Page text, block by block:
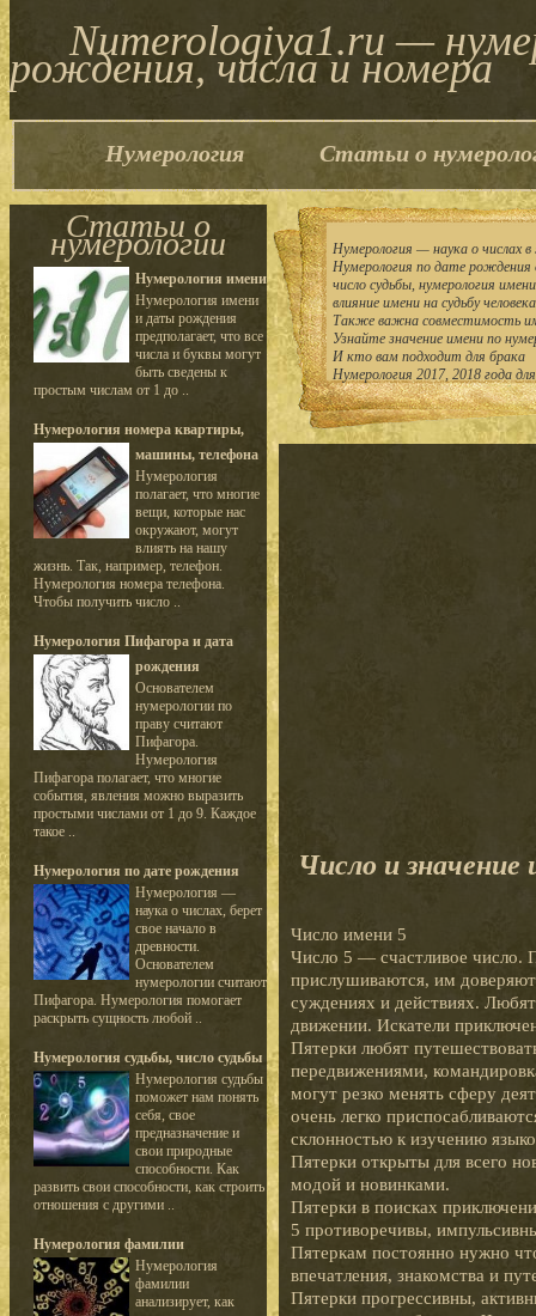
Numerologiya1.ru —
рождения, числа и номера
Нумерология Статьи о
Статьи о
нумерологии
Нумерология имени
Нумерология имени
и даты рождения
предполагает, что все
числа и буквы могут
быть сведены к
простым числам от 1 до ..
Нумерология номера квартиры,
машины, телефона
Нумерология
полагает, что многие
вещи, которые нас
окружают, могут
влиять на нашу
жизнь. Так, например, телефон.
Нумерология номера телефона.
Чтобы получить число ..
Нумерология Пифагора и дата
рождения
Основателем
нумерологии по
праву считают
Пифагора.
Нумерология
Пифагора полагает, что многие
события, явления можно выразить
простыми числами от 1 до 9. Каждое
такое ..
Нумерология по дате рождения
Нумерология —
наука о числах, берет
свое начало в
древности.
Основателем
нумерологии считают
Пифагора. Нумерология помогает
раскрыть сущность любой ..
Нумерология судьбы, число судьбы
Нумерология судьбы
поможет нам понять
себя, свое
предназначение и
свои природные
способности. Как
развить свои способности, как строить
отношения с другими ..
Нумерология фамилии
Нумерология
фамилии
анализирует, как
Нумерология — наука о числах в
Нумерология по дате
число судьбы, нумерология
влияние имени на судьбу
Также важна совместимость
Узнайте значение имени по
И кто вам подходит для брака
Нумерология 2017, 2018 года
Число и значение
Число имени 5
Число 5 — счастливое число.
прислушиваются, им
суждениях и действиях.
движении. Искатели
Пятерки любят
передвижениями,
могут резко менять сферу
очень легко
склонностью к изучению
Пятерки открыты для всего
модой и новинками.
Пятерки в поисках
5 противоречивы,
Пятеркам постоянно нужно
впечатления, знакомства и
Пятерки прогрессивны,